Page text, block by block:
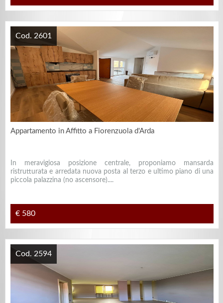
Appartamento in Affitto a Fiorenzuola d'Arda
In meravigiosa posizione centrale, proponiamo mansarda
ristrutturata e arredata nuova posta al terzo e ultimo piano di una
piccola palazzina (no ascensore)....
€ 580
Cod. 2601
Cod. 2594